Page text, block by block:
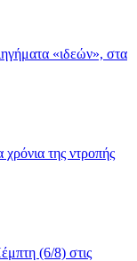
«ιδεών», στα
χρόνια της ντροπής
(6/8) στις